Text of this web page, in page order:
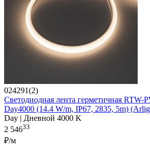
024291(2)
Светодиодная лента герметичная RTW-
Day4000 (14.4 W/m, IP67, 2835, 5m)
Day | Дневной 4000 K
2 54633
₽/м